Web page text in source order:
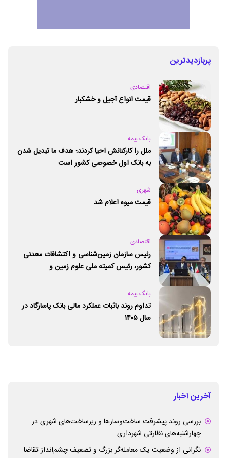
پربازدیدترین
اقتصادی
قیمت انواع آجیل و خشکبار
بانک بیمه
ملل را کارکنانش احیا کردند؛ هدف ما تبدیل شدن
به بانک اول خصوصی کشور است
شهری
قیمت میوه اعلام شد
اقتصادی
رئیس سازمان زمین‌شناسی و اکتشافات معدنی
کشور،‌ رئیس کمیته ملی علوم زمین و
بانک بیمه
تداوم روند باثبات عملکرد مالی بانک پاسارگاد در
سال ۱۴۰۵
آخرین اخبار
بررسی روند پیشرفت ساخت‌وسازها و زیرساخت‌های شهری در
چهارشنبه‌های نظارتی شهرداری
نگرانی از وضعیت یک معامله‌گر بزرگ و تضعیف چشم‌انداز تقاضا